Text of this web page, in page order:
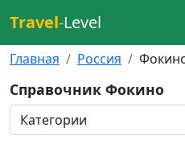
Travel-Level
Главная Россия
Справочник Фокино